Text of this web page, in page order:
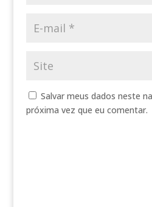
Salvar meus dados neste
próxima vez que eu comentar.